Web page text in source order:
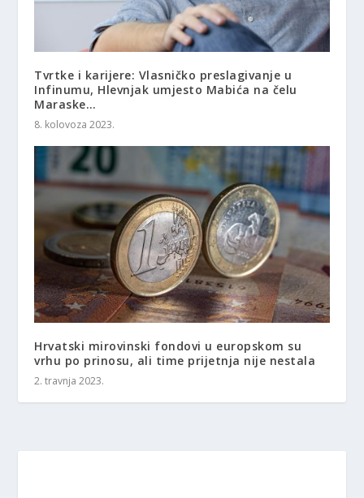
Tvrtke i karijere: Vlasničko preslagivanje u
Infinumu, Hlevnjak umjesto Mabića na čelu
Maraske…
8. kolovoza 2023.
Hrvatski mirovinski fondovi u europskom su
vrhu po prinosu, ali time prijetnja nije nestala
2. travnja 2023.